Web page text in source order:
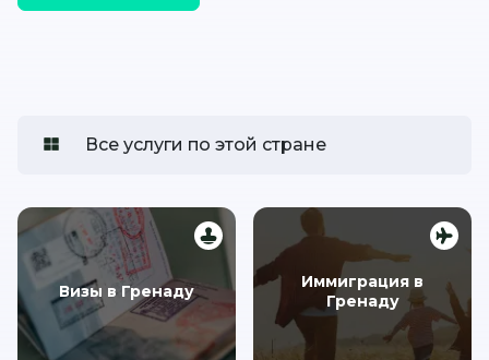
Все услуги по этой стране
Визы в Гренаду
Иммиграция в
Гренаду